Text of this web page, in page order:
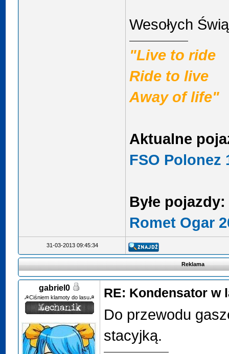
Wesołych
"Live to ride
Ride to live
Away of life"
Aktualne
FSO Polonez
Byłe pojazdy:
Romet Ogar
31-03-2013 09:45:34
Reklama
gabriel0
☭Ciśniem klamoty do lasu☭ RE: Kondensator w
Do przewodu
stacyjką.